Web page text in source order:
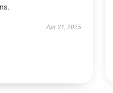
Apr 21, 2025